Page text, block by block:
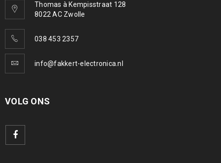
Thomas à Kempisstraat 128
8022 AC Zwolle
038 453 2357
info@fakkert-electronica.nl
VOLG ONS